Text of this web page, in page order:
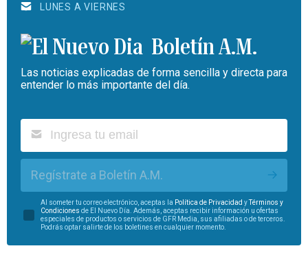
LUNES A VIERNES
Boletín A.M.
Las noticias explicadas de forma sencilla y directa para
entender lo más importante del día.
Regístrate a Boletín A.M.
Al someter tu correo electrónico, aceptas la Política de Privacidad yTérminos y
Condiciones de El Nuevo Día. Además, aceptas recibir información u ofertas
especiales de productos o servicios de GFR Media, sus afiliadas o de terceros.
Podrás optar salirte de los boletines en cualquier momento.